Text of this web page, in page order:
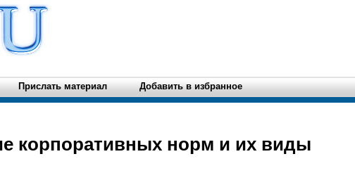
Прислать материал Добавить в избранное
корпоративных норм и их виды